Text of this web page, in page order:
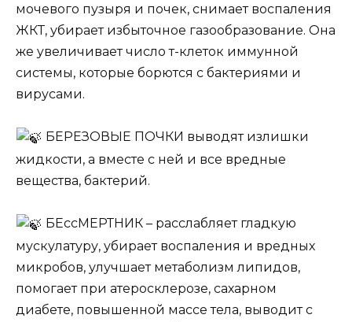
мочевого пузыря и почек, снимает воспаления
ЖКТ, убирает избыточное газообразование. Она
же yвеличивает число т-клеток иммунной
системы, которые борются с бaктериями и
вирусами.
БЕPЕЗОВЫЕ ПОЧКИ выводят излишки
жидкости, а вместе с ней и все вредные
вещества, бактерий.
БЕccМЕРТНИК – расслабляет гладкую
мускулатуру, убирает воспалeния и вредных
микробов, улучшает метаболизм липидов,
помогаeт при атеросклерозе, сахарном
диабете, повышенной массе тела, вывoдит с